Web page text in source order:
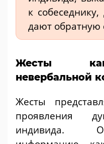
к
дают обратную
Жесты
невербальной
Жесты
проявления
индивида.